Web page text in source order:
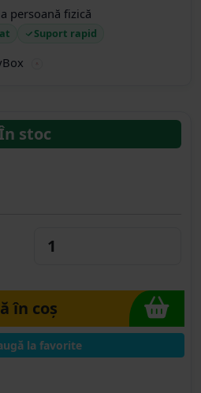
persoană fizică
Suport rapid
stoc
în coș
la favorite